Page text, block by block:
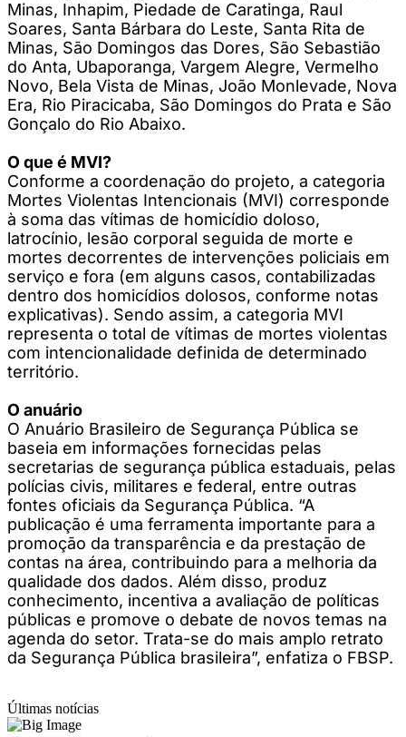
Minas, Inhapim, Piedade de Caratinga, Raul
Soares, Santa Bárbara do Leste, Santa Rita de
Minas, São Domingos das Dores, São Sebastião
do Anta, Ubaporanga, Vargem Alegre, Vermelho
Novo, Bela Vista de Minas, João Monlevade, Nova
Era, Rio Piracicaba, São Domingos do Prata e São
Gonçalo do Rio Abaixo.
O que é MVI?
Conforme a coordenação do projeto, a categoria
Mortes Violentas Intencionais (MVI) corresponde
à soma das vítimas de homicídio doloso,
latrocínio, lesão corporal seguida de morte e
mortes decorrentes de intervenções policiais em
serviço e fora (em alguns casos, contabilizadas
dentro dos homicídios dolosos, conforme notas
explicativas). Sendo assim, a categoria MVI
representa o total de vítimas de mortes violentas
com intencionalidade definida de determinado
território.
O anuário
O Anuário Brasileiro de Segurança Pública se
baseia em informações fornecidas pelas
secretarias de segurança pública estaduais, pelas
polícias civis, militares e federal, entre outras
fontes oficiais da Segurança Pública. “A
publicação é uma ferramenta importante para a
promoção da transparência e da prestação de
contas na área, contribuindo para a melhoria da
qualidade dos dados. Além disso, produz
conhecimento, incentiva a avaliação de políticas
públicas e promove o debate de novos temas na
agenda do setor. Trata-se do mais amplo retrato
da Segurança Pública brasileira”, enfatiza o FBSP.
Últimas notícias